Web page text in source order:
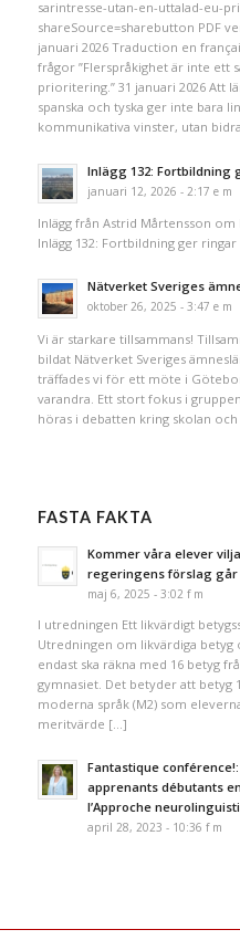
sarintresse-utan-en-uttalad-eu-
shareSource=sharebutton PDF
januari 2026 Traduction en
frågor ”Flerspråkighet är inte ett
prioritering.” 31 januari 2026 Att
spanska och tyska ger inte bara
kommunikativa vinster, utan
Inlägg 132: Fortbildning
januari 12, 2026 - 2:17 e m
Inlägg från Astrid Mårtensson
Inlägg 132: Fortbildning ger
Nätverket Sveriges
oktober 26, 2025 - 3:47 e m
Vi är starkare tillsammans!
bildat Nätverket Sveriges
träffades vi för ett möte i
varandra. Ett stort fokus i
höras i debatten kring skolan
FASTA FAKTA
Kommer våra elever
regeringens förslag går
maj 6, 2025 - 3:02 f m
I utredningen Ett likvärdigt
Utredningen om likvärdiga
endast ska räkna med 16 betyg
gymnasiet. Det betyder att betyg
moderna språk (M2) som
meritvärde […]
Fantastique
apprenants débutants
l’Approche
april 28, 2023 - 10:36 f m